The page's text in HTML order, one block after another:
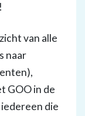
van alle
naar
GOO in de
die